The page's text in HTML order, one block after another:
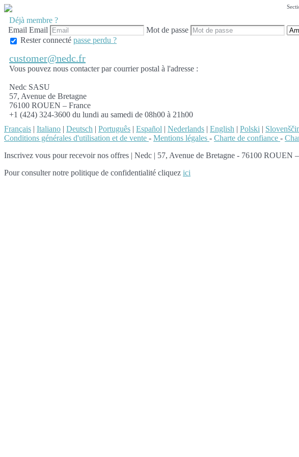
Déjà membre ?
Email Email Mot de passe
Rester connecté passe perdu ?
customer@nedc.fr
Vous pouvez nous contacter par courrier postal à l'adresse :
Nedc SASU
57, Avenue de Bretagne
76100 ROUEN – France
+1 (424) 324-3600 du lundi au samedi de 08h00 à 21h00
Français | Italiano | Deutsch | Português | Español | Nederlands | English | Polski |
Conditions générales d'utilisation et de vente - Mentions légales - Charte de confiance -
Inscrivez vous pour recevoir nos offres | Nedc | 57, Avenue de Bretagne - 76100 ROUEN
Pour consulter notre politique de confidentialité cliquez ici